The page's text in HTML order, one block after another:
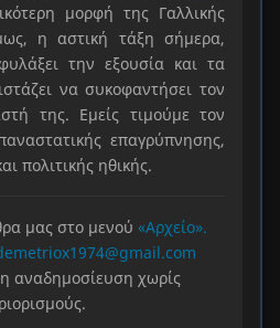
μορφή της Γαλλικής
η αστική τάξη σήμερα,
την εξουσία και τα
να συκοφαντήσει τον
της. Εμείς τιμούμε τον
επαγρύπνησης,
πολιτικής ηθικής.
μας στο μενού «Αρχείο».
η αναδημοσίευση χωρίς